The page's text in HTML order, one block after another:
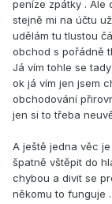
peníze zpátky . Ale
stejně mi na účtu
udělám tu tlustou
obchod s pořádně
Já vím tohle se
ok já vím jen jsem
obchodování
jen si to třeba
A ještě jedna věc
špatně vštěpit do
chybou a divit se
někomu to funguje